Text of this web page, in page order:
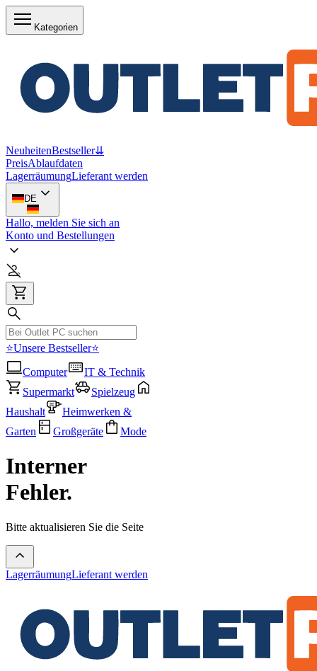
Kategorien
NeuheitenBestseller⇊
PreisAblaufdaten
LagerräumungLieferant werden
DE
Hallo, melden Sie sich an
Konto und Bestellungen
⭐Unsere Bestseller⭐
Computer
IT & Technik
Supermarkt
Spielzeug
Haushalt
Heimwerken &
Garten
Großgeräte Mode
Interner
Fehler.
Bitte aktualisieren Sie die Seite
LagerräumungLieferant werden